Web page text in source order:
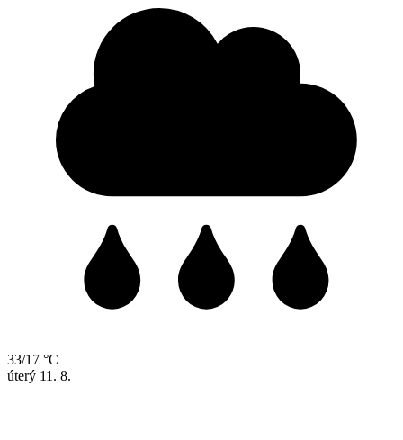
33/17 °C
úterý 11. 8.